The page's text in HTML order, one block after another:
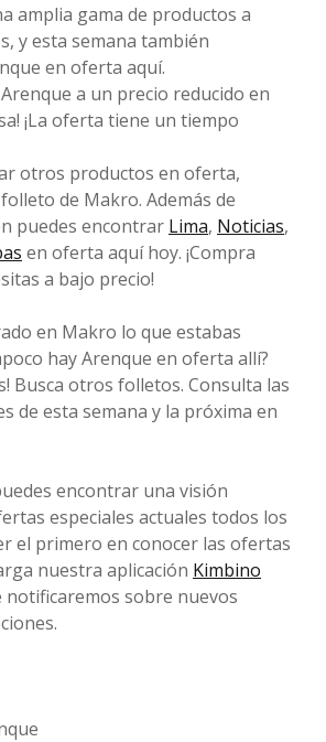
amplia gama de productos a
y esta semana también
en oferta aquí.
a un precio reducido en
¡La oferta tiene un tiempo
otros productos en oferta,
de Makro. Además de
puedes encontrar Lima, Noticias,
en oferta aquí hoy. ¡Compra
a bajo precio!
en Makro lo que estabas
hay Arenque en oferta allí?
Busca otros folletos. Consulta las
de esta semana y la próxima en
encontrar una visión
especiales actuales todos los
el primero en conocer las ofertas
nuestra aplicación Kimbino
notificaremos sobre nuevos